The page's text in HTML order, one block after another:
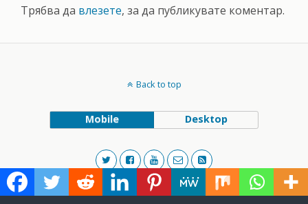
Трябва да влезете, за да публикувате коментар.
Back to top
Mobile Desktop